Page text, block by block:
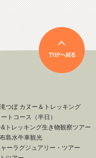
つぼ カヌー＆トレッキング
トコース（半日）
トレッキング生き物観察ツアー
島水牛車観光
ーラグジュアリー・ツアー